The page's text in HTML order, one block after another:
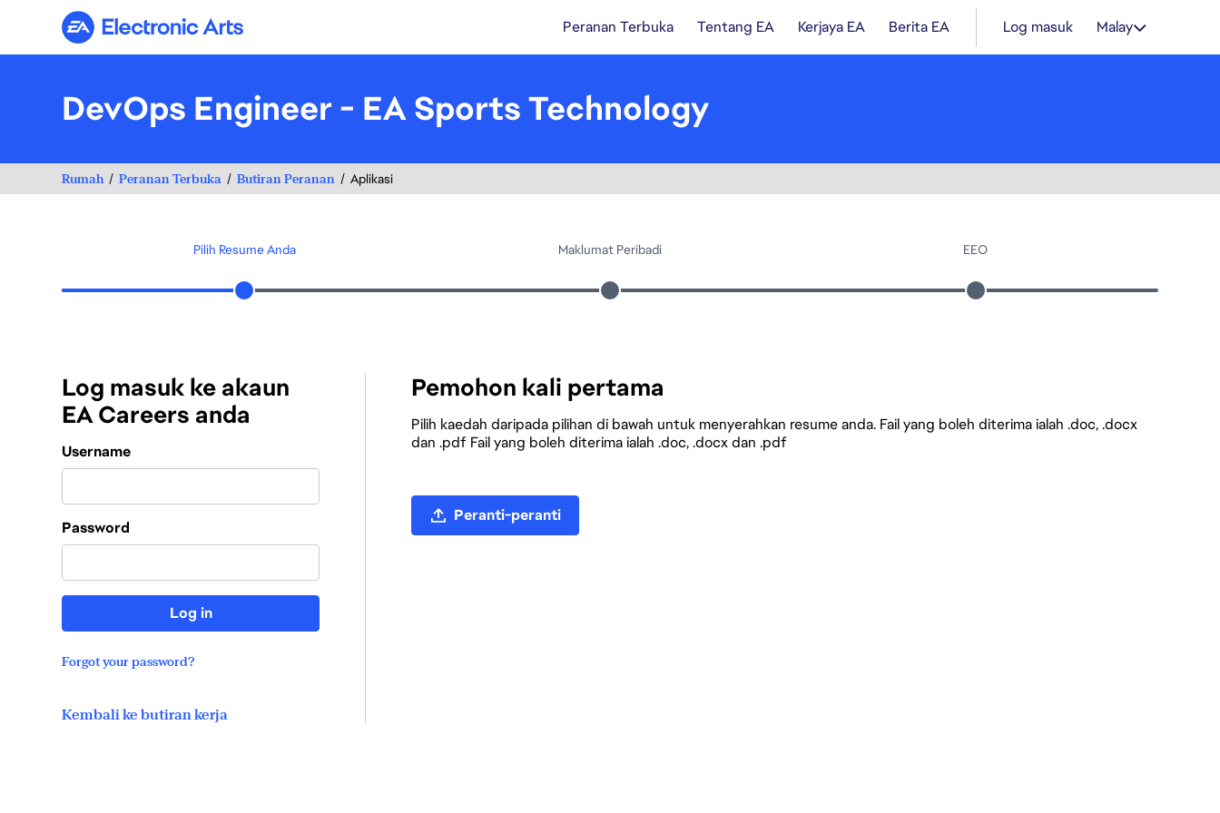
Electronic Arts Peranan Terbuka Tentang EA Kerjaya EA Berita EA Log masuk Malay
DevOps Engineer - EA Sports Technology
Rumah Peranan Terbuka Butiran Peranan Aplikasi
Pilih Resume Anda Maklumat Peribadi EEO
Log masuk ke akaun
EA Careers anda
Login
Username
Password
Log in
Forgot your password?
Kembali ke butiran kerja
Pemohon kali pertama
Pilih kaedah daripada pilihan di bawah untuk menyerahkan resume anda. Fail yang boleh diterima ialah .doc, .docx
dan .pdf Fail yang boleh diterima ialah .doc, .docx dan .pdf
Peranti-peranti